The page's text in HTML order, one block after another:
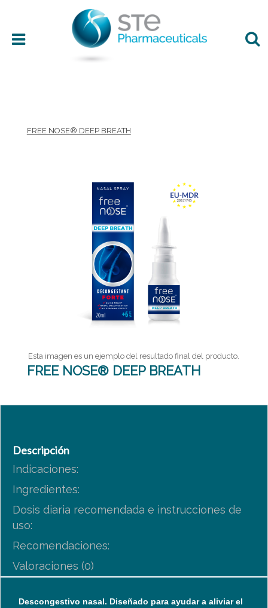
FREE NOSE® DEEP BREATH
Esta imagen es un ejemplo del resultado final del producto.
FREE NOSE® DEEP BREATH
Descripción
Indicaciones:
Ingredientes:
Dosis diaria recomendada e instrucciones de
uso:
Recomendaciones:
Valoraciones (0)
Descongestivo nasal. Diseñado para ayudar a aliviar el